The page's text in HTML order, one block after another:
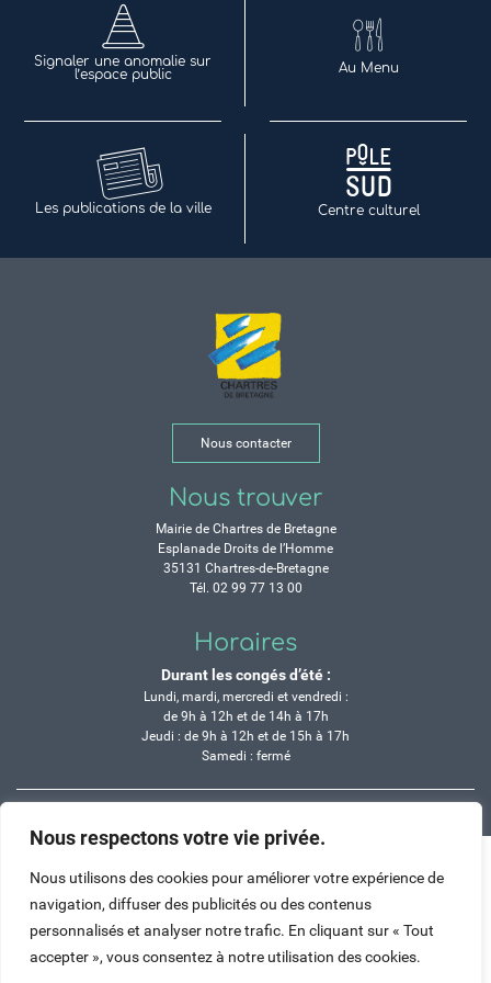
Nous respectons votre vie privée.
Nous utilisons des cookies pour améliorer votre expérience de
navigation, diffuser des publicités ou des contenus
personnalisés et analyser notre trafic. En cliquant sur « Tout
accepter », vous consentez à notre utilisation des cookies.
Signaler une anomalie sur
l’espace public
Au Menu
Les publications de la ville Centre culturel
Nous contacter
Nous trouver
Mairie de Chartres de Bretagne
Esplanade Droits de l’Homme
35131 Chartres-de-Bretagne
Tél. 02 99 77 13 00
Horaires
Durant les congés d’été :
Lundi, mardi, mercredi et vendredi :
de 9h à 12h et de 14h à 17h
Jeudi : de 9h à 12h et de 15h à 17h
Samedi : fermé
Haut de page